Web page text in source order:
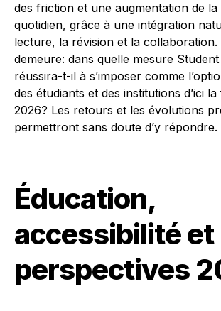
des friction et une augmentation de
quotidien, grâce à une intégration
lecture, la révision et la collaboration.
demeure: dans quelle mesure
réussira-t-il à s’imposer comme
des étudiants et des institutions d’ici la
2026? Les retours et les évolutions
permettront sans doute d’y répondre.
Éducation,
accessibilité et
perspectives